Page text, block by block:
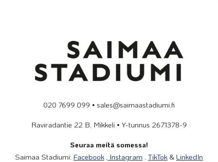
020 7699 099 • sales@saimaastadiumi.fi
Raviradantie 22 B, Mikkeli • Y-tunnus 2671378-9
Seuraa meitä somessa!
Saimaa Stadiumi: Facebook Instagram TikTok & LinkedIn